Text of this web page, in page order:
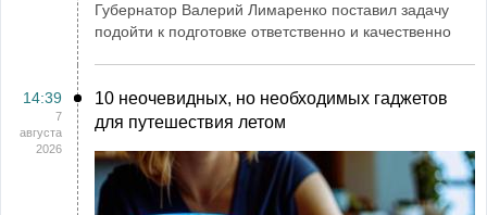
Губернатор Валерий Лимаренко поставил задачу
подойти к подготовке ответственно и качественно
14:39
7
августа
2026
10 неочевидных, но необходимых гаджетов
для путешествия летом